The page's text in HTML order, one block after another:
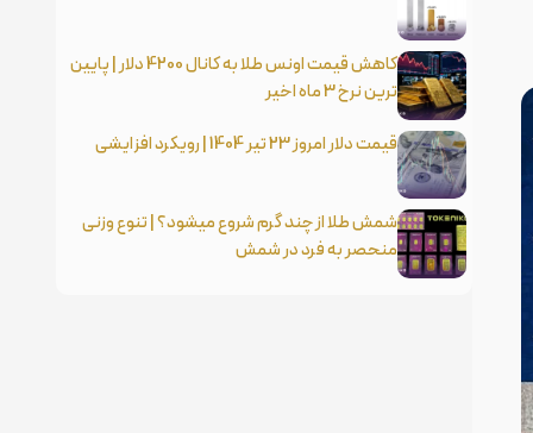
کاهش قیمت اونس طلا به کانال 4200 دلار | پایین
ترین نرخ 3 ماه اخیر
قیمت دلار امروز 23 تیر 1404 | رویکرد افزایشی
شمش طلا از چند گرم شروع میشود؟ | تنوع وزنی
منحصر به فرد در شمش